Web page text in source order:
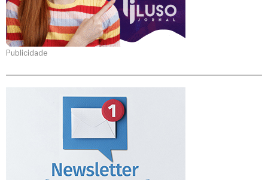
Publicidade